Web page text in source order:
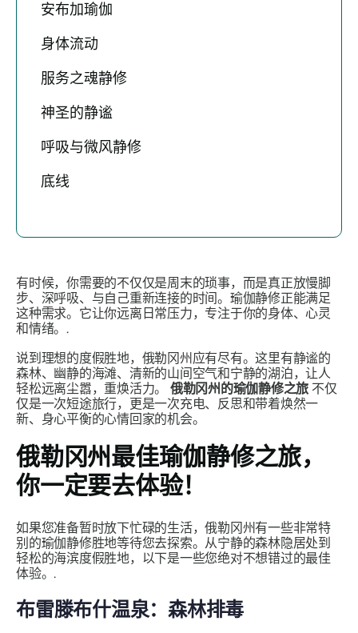
安布加瑜伽
身体流动
服务之魂静修
神圣的静谧
呼吸与微风静修
底线
有时候，你需要的不仅仅是周末的琐事，而是真正放慢脚
步、深呼吸、与自己重新连接的时间。瑜伽静修正能满足
这种需求。它让你远离日常压力，专注于你的身体、心灵
和情绪。.
说到理想的度假胜地，俄勒冈州应有尽有。这里有静谧的
森林、幽静的海滩、清新的山间空气和宁静的湖泊，让人
轻松远离尘嚣，重焕活力。 俄勒冈州的瑜伽静修之旅 不仅
仅是一次短途旅行，更是一次充电、反思和带着焕然一
新、身心平衡的心情回家的机会。
俄勒冈州最佳瑜伽静修之旅，
你一定要去体验！
如果您准备暂时放下忙碌的生活，俄勒冈州有一些非常特
别的瑜伽静修胜地等待您去探索。从宁静的森林隐居处到
轻松的海滨度假胜地，以下是一些您绝对不想错过的最佳
体验。.
布雷滕布什温泉：森林排毒